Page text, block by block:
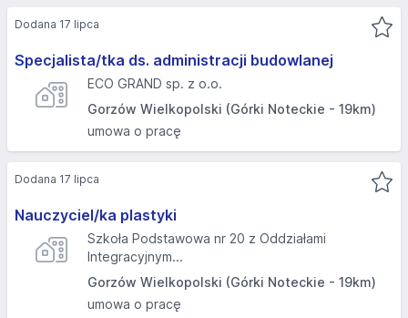
Specjalista/tka ds. administracji budowlanej
ECO GRAND sp. z o.o.
Gorzów Wielkopolski (Górki Noteckie - 19km)
umowa o pracę
Dodana 17 lipca
Nauczyciel/ka plastyki
Szkoła Podstawowa nr 20 z Oddziałami
Integracyjnym...
Gorzów Wielkopolski (Górki Noteckie - 19km)
umowa o pracę
Dodana 17 lipca